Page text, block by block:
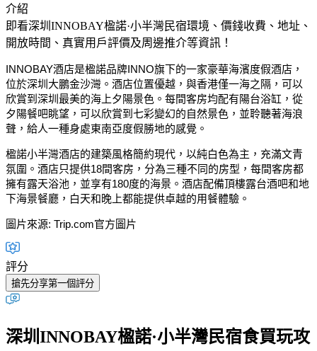
介紹
即看深圳INNOBAY楹諾·小半灣民宿環境、價錢收費、地址、
開放時間、真實用戶評價及周邊推介等資訊！
INNOBAY酒店是楹諾品牌INNO旗下的一家豪華海濱度假酒店，
位於深圳大鵬金沙灣。酒店位置優越，與香港僅一海之隔，可以
欣賞到深圳最美的海上夕陽景色。每間客房均配有陽台浴缸，從
夕陽餐吧眺望，可以欣賞到七彩變幻的自然景色，並聆聽著海浪
聲，給人一種身處東南亞度假勝地的感覺。
楹諾小半灣酒店的建築風格簡約現代，以純白色為主，充滿文青
氛圍。酒店只提供18間客房，分為三種不同的房型，每間客房都
擁有露天浴池，並享有180度的海景。酒店配備頂樓露台酒吧和地
下海景餐廳，白天和晚上都能提供卓越的用餐體驗。
圖片來源: Trip.com官方圖片
評分
搶先分享第一個評分
深圳INNOBAY楹諾·小半灣民宿食買玩攻